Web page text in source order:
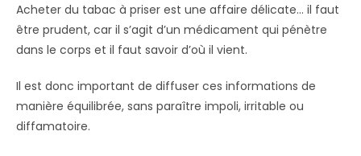
Acheter du tabac à priser est une affaire délicate… il faut
être prudent, car il s’agit d’un médicament qui pénètre
dans le corps et il faut savoir d’où il vient.
Il est donc important de diffuser ces informations de
manière équilibrée, sans paraître impoli, irritable ou
diffamatoire.